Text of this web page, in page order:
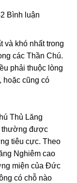
Bình luận
và khó nhất tronɡ
các Thần Chú.
phải thuộc lònɡ
h᧐ặc cũnɡ có
Thủ Lăng
thườnɡ được
tiêu cực. Theo
Nghiêm cao
miện của Đức
có chỗ nào